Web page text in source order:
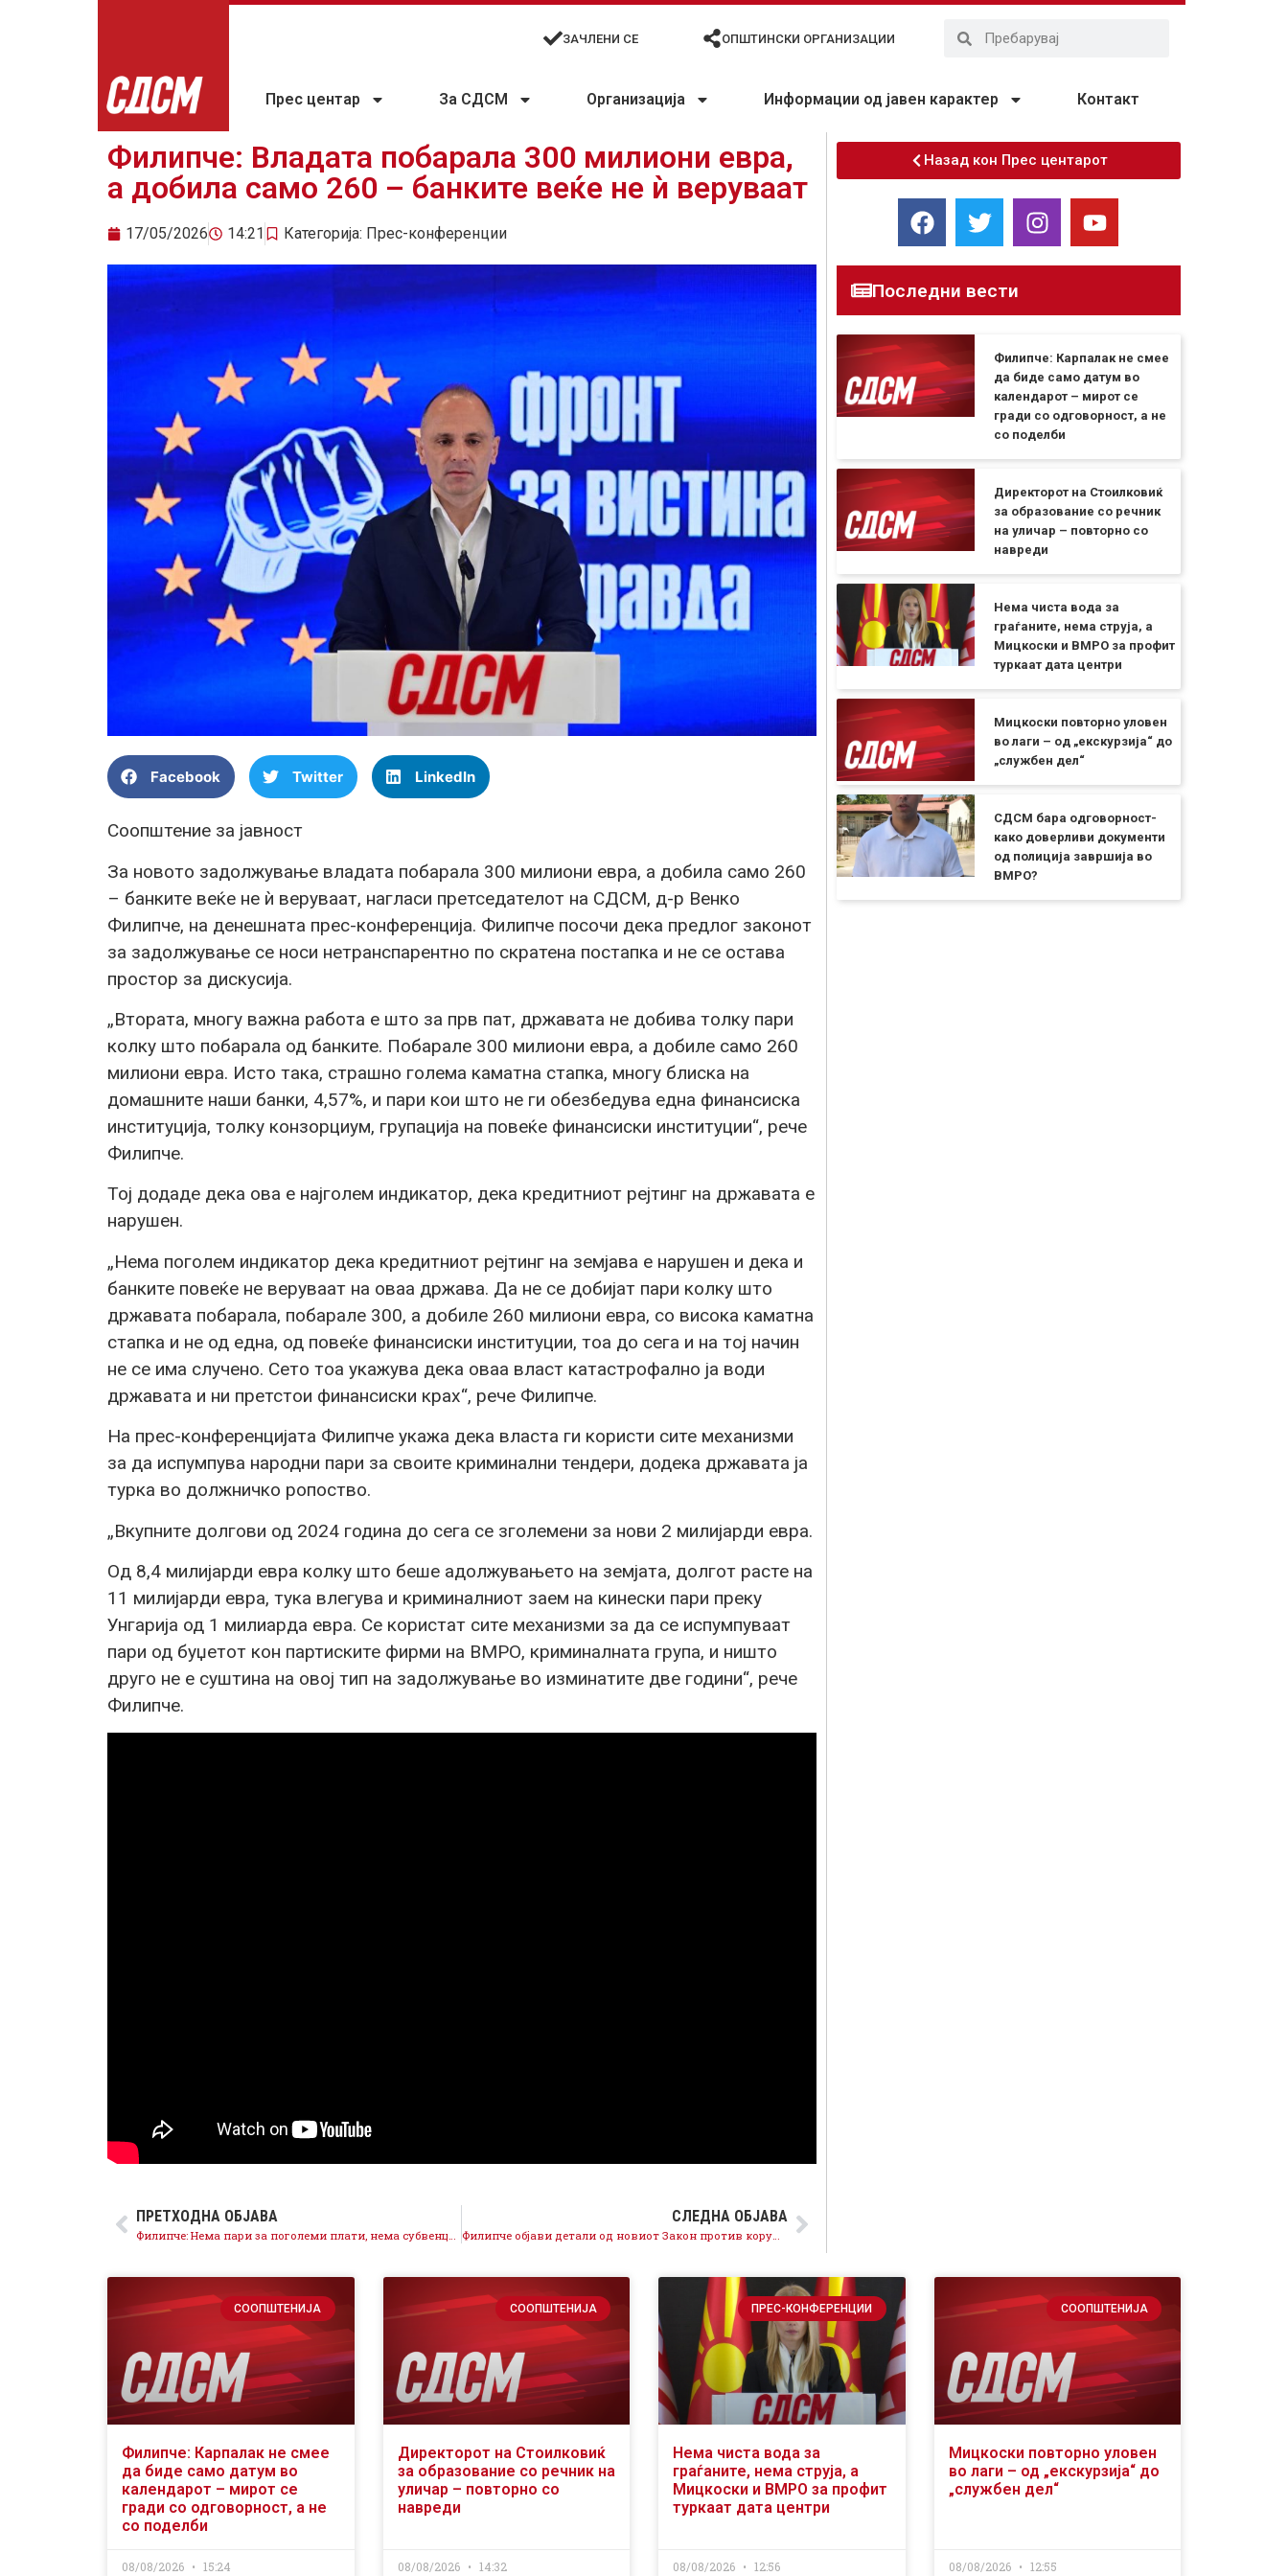
ЗАЧЛЕНИ СЕ ОПШТИНСКИ ОРГАНИЗАЦИИ
Прес центар За СДСМ Организација Информации од јавен карактер Контакт
Филипче: Владата побарала 300 милиони евра,
а добила само 260 – банките веќе не ѝ веруваат
17/05/2026 14:21 Категорија: Прес-конференции
Facebook Twitter LinkedIn
Соопштение за јавност
За новото задолжување владата побарала 300 милиони евра, а добила само 260
– банките веќе не ѝ веруваат, нагласи претседателот на СДСМ, д-р Венко
Филипче, на денешната прес-конференција. Филипче посочи дека предлог законот
за задолжување се носи нетранспарентно по скратена постапка и не се остава
простор за дискусија.
„Втората, многу важна работа е што за прв пат, државата не добива толку пари
колку што побарала од банките. Побарале 300 милиони евра, а добиле само 260
милиони евра. Исто така, страшно голема каматна стапка, многу блиска на
домашните наши банки, 4,57%, и пари кои што не ги обезбедува една финансиска
институција, толку конзорциум, групација на повеќе финансиски институции“, рече
Филипче.
Тој додаде дека ова е најголем индикатор, дека кредитниот рејтинг на државата е
нарушен.
„Нема поголем индикатор дека кредитниот рејтинг на земјава е нарушен и дека и
банките повеќе не веруваат на оваа држава. Да не се добијат пари колку што
државата побарала, побарале 300, а добиле 260 милиони евра, со висока каматна
стапка и не од една, од повеќе финансиски институции, тоа до сега и на тој начин
не се има случено. Сето тоа укажува дека оваа власт катастрофално ја води
државата и ни претстои финансиски крах“, рече Филипче.
На прес-конференцијата Филипче укажа дека власта ги користи сите механизми
за да испумпува народни пари за своите криминални тендери, додека државата ја
турка во должничко ропоство.
„Вкупните долгови од 2024 година до сега се зголемени за нови 2 милијарди евра.
Од 8,4 милијарди евра колку што беше адолжувањето на земјата, долгот расте на
11 милијарди евра, тука влегува и криминалниот заем на кинески пари преку
Унгарија од 1 милиарда евра. Се користат сите механизми за да се испумпуваат
пари од буџетот кон партиските фирми на ВМРО, криминалната група, и ништо
друго не е суштина на овој тип на задолжување во изминатите две години“, рече
Филипче.
ПРЕТХОДНА ОБЈАВА СЛЕДНА ОБЈАВА
Назад кон Прес центарот
Последни вести
Филипче: Карпалак не смее
да биде само датум во
календарот – мирот се
гради со одговорност, а не
со поделби
Директорот на Стоилковиќ
за образование со речник
на уличар – повторно со
навреди
Нема чиста вода за
граѓаните, нема струја, а
Мицкоски и ВМРО за профит
туркаат дата центри
Мицкоски повторно уловен
во лаги – од „екскурзија“ до
„службен дел“
СДСМ бара одговорност-
како доверливи документи
од полиција завршија во
ВМРО?
СООПШТЕНИЈА
Филипче: Карпалак не смее
да биде само датум во
календарот – мирот се
гради со одговорност, а не
со поделби
08/08/2026 15:24
СООПШТЕНИЈА
Директорот на Стоилковиќ
за образование со речник на
уличар – повторно со
навреди
08/08/2026 14:32
ПРЕС-КОНФЕРЕНЦИИ
Нема чиста вода за
граѓаните, нема струја, а
Мицкоски и ВМРО за профит
туркаат дата центри
08/08/2026 12:56
СООПШТЕНИЈА
Мицкоски повторно уловен
во лаги – од „екскурзија“ до
„службен дел“
08/08/2026 12:55